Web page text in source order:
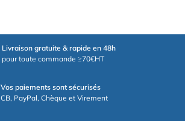
Livraison gratuite & rapide en 48h
pour toute commande ≥70€HT
Vos paiements sont sécurisés
CB, PayPal, Chèque et Virement